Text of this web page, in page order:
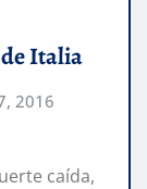
Italia
2016
caída,